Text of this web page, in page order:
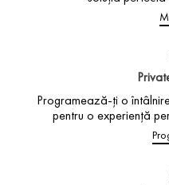
Programează-ți o
pentru o experiență